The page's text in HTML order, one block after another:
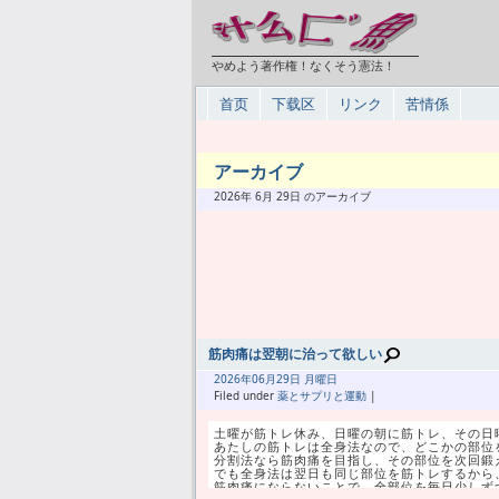
やめよう著作権！なくそう憲法！
首页 下载区 リンク 苦情係
アーカイブ
2026年 6月 29日 のアーカイブ
筋肉痛は翌朝に治って欲しい
2026年06月29日 月曜日
Filed under 薬とサプリと運動 |
土曜が筋トレ休み、日曜の朝に筋トレ、その日
あたしの筋トレは全身法なので、どこかの部位
分割法なら筋肉痛を目指し、その部位を次回鍛
でも全身法は翌日も同じ部位を筋トレするから
筋肉痛にならないことで、全部位を毎日少し